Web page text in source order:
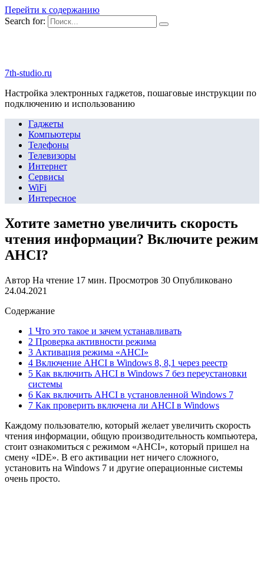
Перейти к содержанию
Search for:
7th-studio.ru
Настройка электронных гаджетов, пошаговые инструкции по
подключению и использованию
Гаджеты
Компьютеры
Телефоны
Телевизоры
Интернет
Сервисы
WiFi
Интересное
Хотите заметно увеличить скорость
чтения информации? Включите режим
AHCI?
Автор На чтение 17 мин. Просмотров 30 Опубликовано
24.04.2021
Содержание
1 Что это такое и зачем устанавливать
2 Проверка активности режима
3 Активация режима «AHCI»
4 Включение AHCI в Windows 8, 8,1 через реестр
5 Как включить AHCI в Windows 7 без переустановки
системы
6 Как включить AHCI в установленной Windows 7
7 Как проверить включена ли AHCI в Windows
Каждому пользователю, который желает увеличить скорость
чтения информации, общую производительность компьютера,
стоит ознакомиться с режимом «AHCI», который пришел на
смену «IDE». В его активации нет ничего сложного,
установить на Windows 7 и другие операционные системы
очень просто.